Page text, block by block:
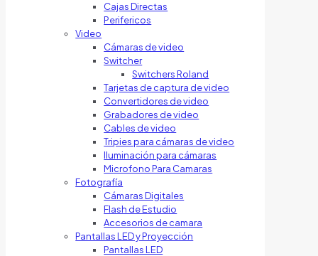
Cajas Directas
Perifericos
Video
Cámaras de video
Switcher
Switchers Roland
Tarjetas de captura de video
Convertidores de video
Grabadores de video
Cables de video
Tripies para cámaras de video
Iluminación para cámaras
Microfono Para Camaras
Fotografía
Cámaras Digitales
Flash de Estudio
Accesorios de camara
Pantallas LED y Proyección
Pantallas LED